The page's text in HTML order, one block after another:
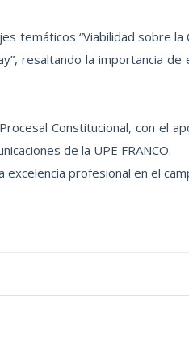
temáticos “Viabilidad sobre
resaltando la importancia
Constitucional, con el
de la UPE FRANCO.
profesional en el